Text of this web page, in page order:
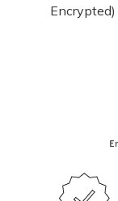
Encrypted)